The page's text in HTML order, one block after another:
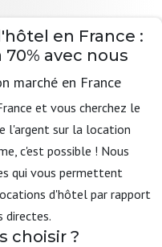
en France :
avec nous
et vous cherchez le
l'argent sur la location
c'est possible ! Nous
qui vous permettent
d'hôtel par rapport
directes.
choisir ?